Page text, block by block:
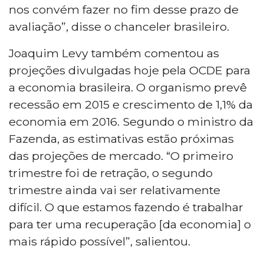
nos convém fazer no fim desse prazo de
avaliação”, disse o chanceler brasileiro.
Joaquim Levy também comentou as
projeções divulgadas hoje pela OCDE para
a economia brasileira. O organismo prevê
recessão em 2015 e crescimento de 1,1% da
economia em 2016. Segundo o ministro da
Fazenda, as estimativas estão próximas
das projeções de mercado. “O primeiro
trimestre foi de retração, o segundo
trimestre ainda vai ser relativamente
difícil. O que estamos fazendo é trabalhar
para ter uma recuperação [da economia] o
mais rápido possível”, salientou.